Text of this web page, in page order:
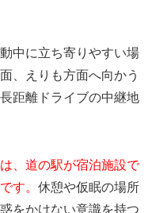
中に立ち寄りやすい場
、えりも方面へ向かう
距離ドライブの中継地
、道の駅が宿泊施設で
す。 休憩や仮眠の場所
をかけない意識を持つ